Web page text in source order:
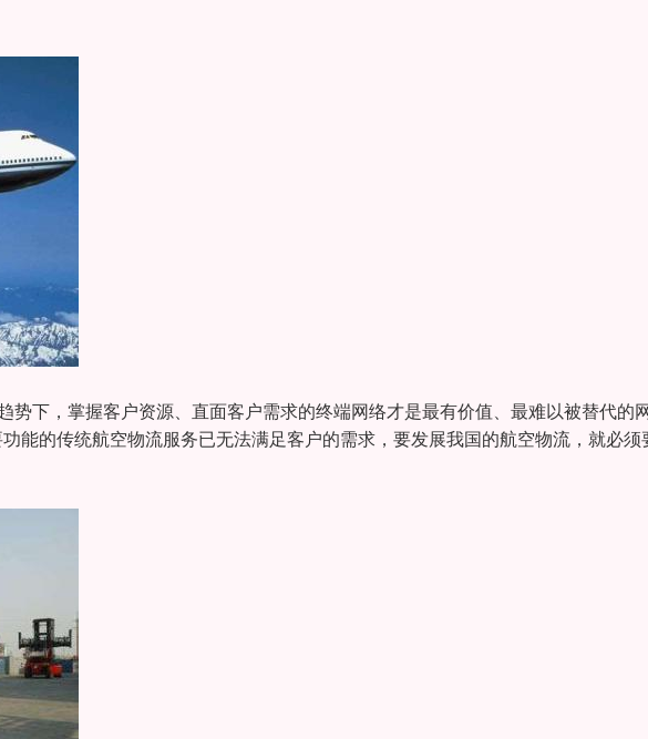
下，掌握客户资源、直面客户需求的终端网络才是最有价值、最难以被替代的
能的传统航空物流服务已无法满足客户的需求，要发展我国的航空物流，就必须